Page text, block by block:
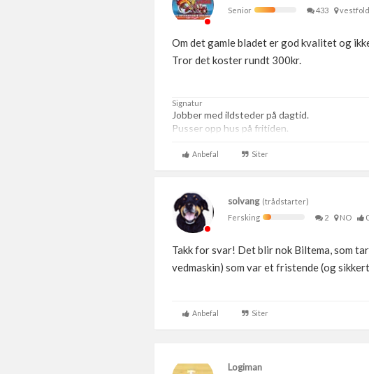
Senior
433 vestfold
Om det gamle bladet er god kvalitet og
Tror det koster rundt 300kr.
Signatur
Jobber med ildsteder på dagtid.
Pusser opp hus på fritiden.
Anbefal Siter
solvang(trådstarter)
Fersking
2 NO 0
Takk for svar! Det blir nok Biltema, som
vedmaskin) som var et fristende (og
Anbefal Siter
Logiman